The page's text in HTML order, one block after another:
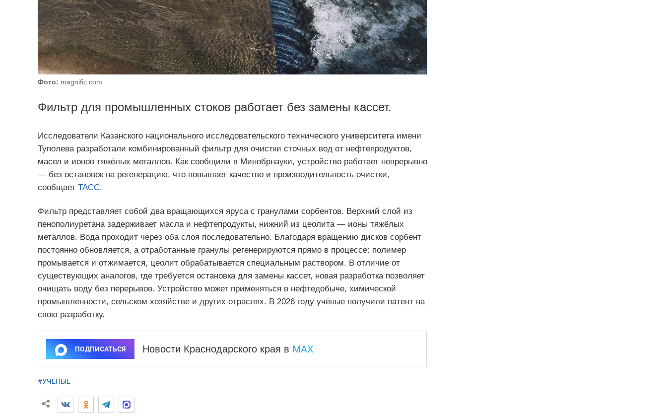
Фото: magnific.com
Фильтр для промышленных стоков работает без замены кассет.
Исследователи Казанского национального исследовательского технического университета имени
Туполева разработали комбинированный фильтр для очистки сточных вод от нефтепродуктов,
масел и ионов тяжёлых металлов. Как сообщили в Минобрнауки, устройство работает непрерывно
— без остановок на регенерацию, что повышает качество и производительность очистки,
сообщает ТАСС.
Фильтр представляет собой два вращающихся яруса с гранулами сорбентов. Верхний слой из
пенополиуретана задерживает масла и нефтепродукты, нижний из цеолита — ионы тяжёлых
металлов. Вода проходит через оба слоя последовательно. Благодаря вращению дисков сорбент
постоянно обновляется, а отработанные гранулы регенерируются прямо в процессе: полимер
промывается и отжимается, цеолит обрабатывается специальным раствором. В отличие от
существующих аналогов, где требуется остановка для замены кассет, новая разработка позволяет
очищать воду без перерывов. Устройство может применяться в нефтедобыче, химической
промышленности, сельском хозяйстве и других отраслях. В 2026 году учёные получили патент на
свою разработку.
ПОДПИСАТЬСЯ Новости Краснодарского края в MAX
#УЧЕНЫЕ